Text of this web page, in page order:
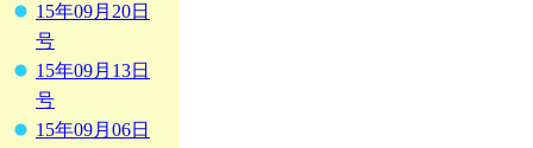
15年09月20日
号
15年09月13日
号
15年09月06日